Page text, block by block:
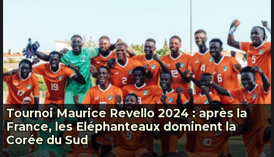
Tournoi Maurice Revello 2024 : après la
France, les Eléphanteaux dominent la
Corée du Sud